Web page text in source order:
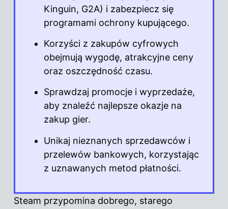
Kinguin, G2A) i zabezpiecz się
programami ochrony kupującego.
Korzyści z zakupów cyfrowych
obejmują wygodę, atrakcyjne ceny
oraz oszczędność czasu.
Sprawdzaj promocje i wyprzedaże,
aby znaleźć najlepsze okazje na
zakup gier.
Unikaj nieznanych sprzedawców i
przelewów bankowych, korzystając
z uznawanych metod płatności.
Steam przypomina dobrego, starego